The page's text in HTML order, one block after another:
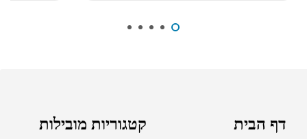
דף הבית קטגוריות מובילות